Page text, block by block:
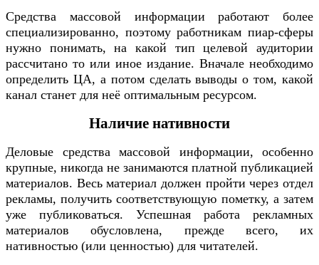
Средства массовой информации работают более
специализированно, поэтому работникам пиар-сферы
нужно понимать, на какой тип целевой аудитории
рассчитано то или иное издание. Вначале необходимо
определить ЦА, а потом сделать выводы о том, какой
канал станет для неё оптимальным ресурсом.
Наличие нативности
Деловые средства массовой информации, особенно
крупные, никогда не занимаются платной публикацией
материалов. Весь материал должен пройти через отдел
рекламы, получить соответствующую пометку, а затем
уже публиковаться. Успешная работа рекламных
материалов обусловлена, прежде всего, их
нативностью (или ценностью) для читателей.